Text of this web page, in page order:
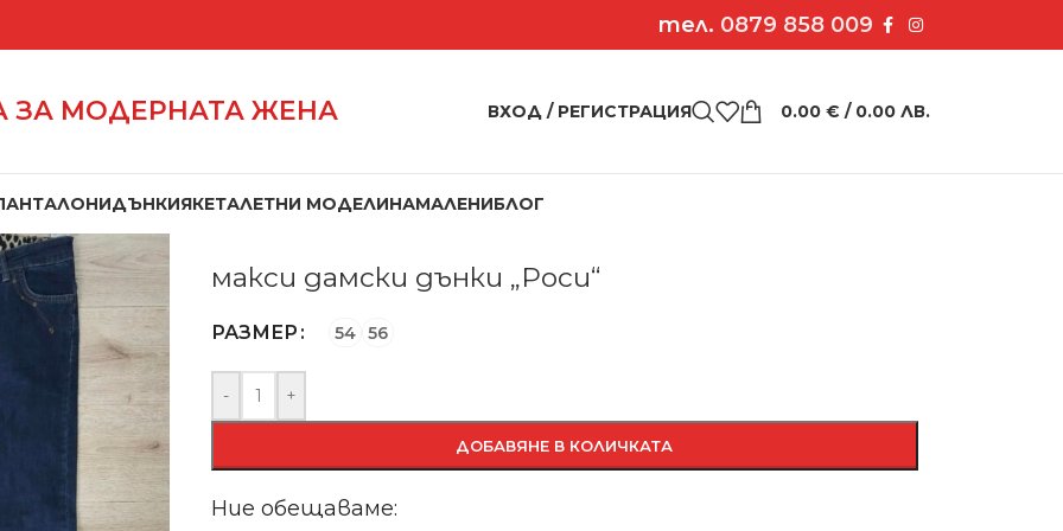
тел. 0879 858 009
ЗА МОДЕРНАТА ЖЕНА ВХОД / РЕГИСТРАЦИЯ 0.00 € / 0.00 ЛВ.
ДЪНКИЯКЕТАЛЕТНИ МОДЕЛИНАМАЛЕНИБЛОГ
макси дамски дънки „Роси“
РАЗМЕР 54 56
- +
ДОБАВЯНЕ В КОЛИЧКАТА
Ние обещаваме: